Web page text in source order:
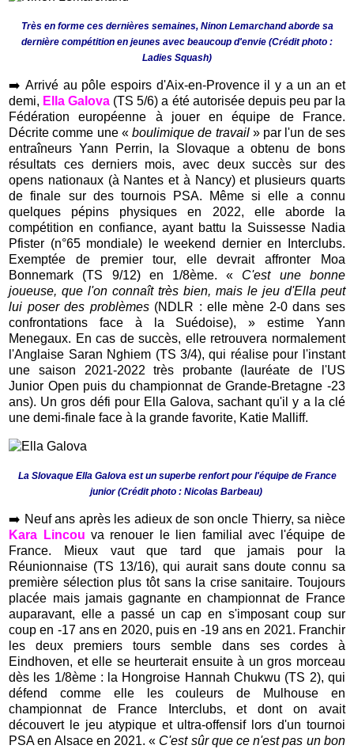
Très en forme ces dernières semaines, Ninon Lemarchand aborde sa
dernière compétition en jeunes avec beaucoup d'envie (Crédit photo :
Ladies Squash)
➡️ Arrivé au pôle espoirs d'Aix-en-Provence il y a un an et
demi, Ella Galova (TS 5/6) a été autorisée depuis peu par la
Fédération européenne à jouer en équipe de France.
Décrite comme une «boulimique de travail » par l'un de ses
entraîneurs Yann Perrin, la Slovaque a obtenu de bons
résultats ces derniers mois, avec deux succès sur des
opens nationaux (à Nantes et à Nancy) et plusieurs quarts
de finale sur des tournois PSA. Même si elle a connu
quelques pépins physiques en 2022, elle aborde la
compétition en confiance, ayant battu la Suissesse Nadia
Pfister (n°65 mondiale) le weekend dernier en Interclubs.
Exemptée de premier tour, elle devrait affronter Moa
Bonnemark (TS 9/12) en 1/8ème. « C'est une bonne
joueuse, que l'on connaît très bien, mais le jeu d'Ella peut
lui poser des problèmes(NDLR : elle mène 2-0 dans ses
confrontations face à la Suédoise), » estime Yann
Menegaux. En cas de succès, elle retrouvera normalement
l'Anglaise Saran Nghiem (TS 3/4), qui réalise pour l'instant
une saison 2021-2022 très probante (lauréate de l'US
Junior Open puis du championnat de Grande-Bretagne -23
ans). Un gros défi pour Ella Galova, sachant qu'il y a la clé
une demi-finale face à la grande favorite, Katie Malliff.
La Slovaque Ella Galova est un superbe renfort pour l'équipe de France
junior (Crédit photo : Nicolas Barbeau)
➡️ Neuf ans après les adieux de son oncle Thierry, sa nièce
Kara Lincou va renouer le lien familial avec l'équipe de
France. Mieux vaut que tard que jamais pour la
Réunionnaise (TS 13/16), qui aurait sans doute connu sa
première sélection plus tôt sans la crise sanitaire. Toujours
placée mais jamais gagnante en championnat de France
auparavant, elle a passé un cap en s'imposant coup sur
coup en -17 ans en 2020, puis en -19 ans en 2021. Franchir
les deux premiers tours semble dans ses cordes à
Eindhoven, et elle se heurterait ensuite à un gros morceau
dès les 1/8ème : la Hongroise Hannah Chukwu (TS 2), qui
défend comme elle les couleurs de Mulhouse en
championnat de France Interclubs, et dont on avait
découvert le jeu atypique et ultra-offensif lors d'un tournoi
PSA en Alsace en 2021. « C'est sûr que ce n'est pas un bon